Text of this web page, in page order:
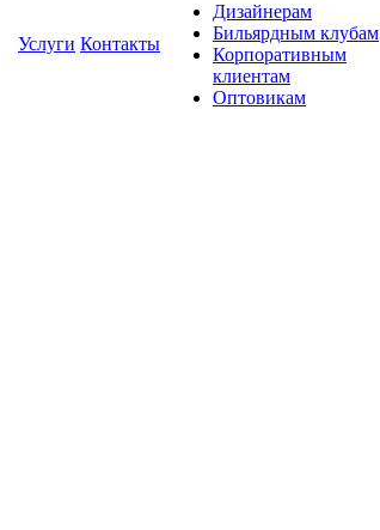
Услуги Контакты
Дизайнерам
Бильярдным клубам
Корпоративным
клиентам
Оптовикам